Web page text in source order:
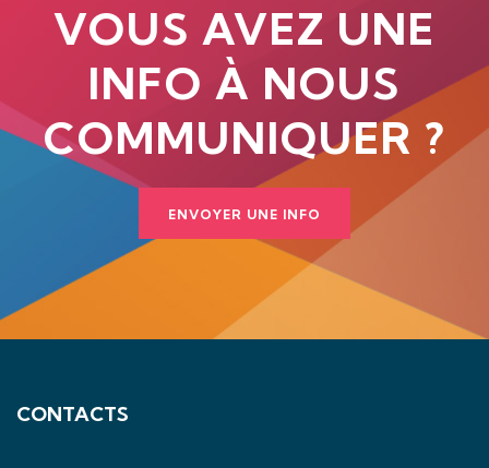
VOUS AVEZ UNE
INFO À NOUS
COMMUNIQUER ?
ENVOYER UNE INFO
CONTACTS